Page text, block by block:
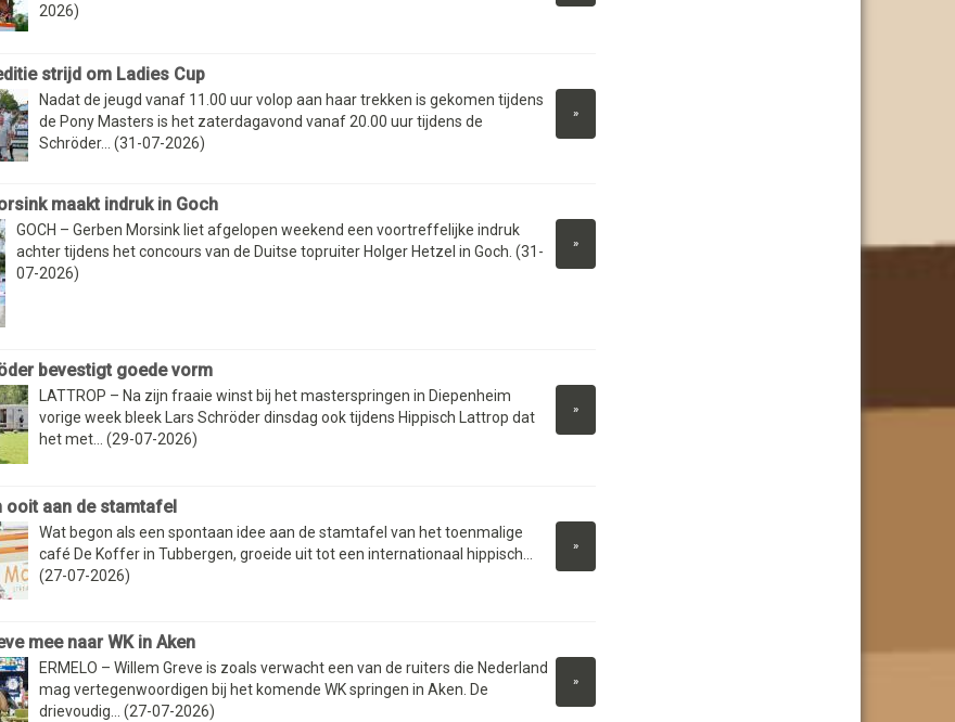
2026)
strijd om Ladies Cup
»
Nadat de jeugd vanaf 11.00 uur volop aan haar trekken is gekomen tijdens
de Pony Masters is het zaterdagavond vanaf 20.00 uur tijdens de
Schröder... (31-07-2026)
maakt indruk in Goch
»
GOCH – Gerben Morsink liet afgelopen weekend een voortreffelijke indruk
achter tijdens het concours van de Duitse topruiter Holger Hetzel in Goch. (31-
07-2026)
bevestigt goede vorm
»
LATTROP – Na zijn fraaie winst bij het masterspringen in Diepenheim
vorige week bleek Lars Schröder dinsdag ook tijdens Hippisch Lattrop dat
het met... (29-07-2026)
ooit aan de stamtafel
»
Wat begon als een spontaan idee aan de stamtafel van het toenmalige
café De Koffer in Tubbergen, groeide uit tot een internationaal hippisch...
(27-07-2026)
mee naar WK in Aken
»
ERMELO – Willem Greve is zoals verwacht een van de ruiters die Nederland
mag vertegenwoordigen bij het komende WK springen in Aken. De
drievoudig... (27-07-2026)